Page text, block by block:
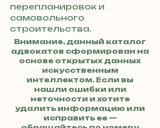
перепланировок и
самовольного
строительства.
Внимание, данный каталог
адвокатов сформирован на
основе открытых данных
искусственным
интеллектом. Если вы
нашли ошибки или
неточности и хотите
удалить информацию или
исправить ее —